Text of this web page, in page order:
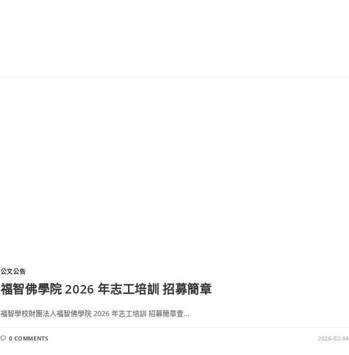
公文公告
福智佛學院 2026 年志工培訓 招募簡章
福智學校財團法人福智佛學院 2026 年志工培訓 招募簡章壹...
0 COMMENTS 2026-02-04